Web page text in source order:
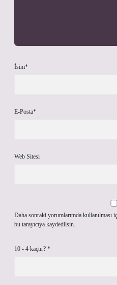
İsim*
E-Posta*
Web Sitesi
Daha sonraki yorumlarımda kullanılması
bu tarayıcıya kaydedilsin.
10 - 4 kaçtır? *